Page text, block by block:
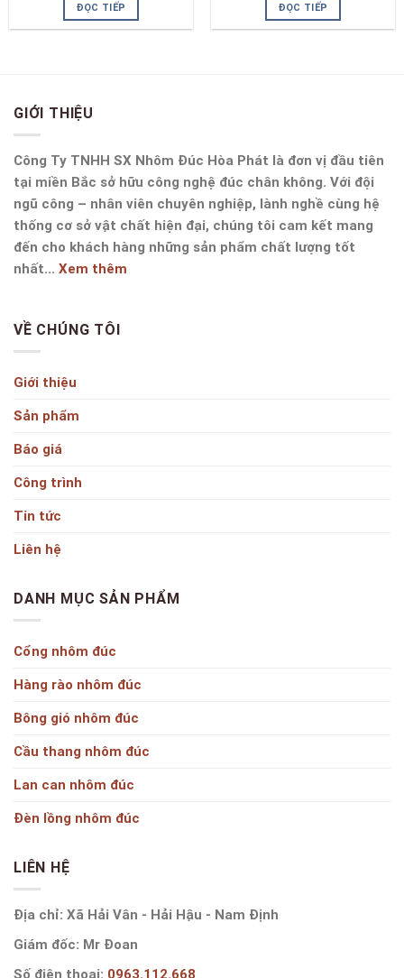
ĐỌC TIẾP ĐỌC TIẾP
GIỚI THIỆU
Công Ty TNHH SX Nhôm Đúc Hòa Phát là đơn vị đầu tiên
tại miền Bắc sở hữu công nghệ đúc chân không. Với đội
ngũ công – nhân viên chuyên nghiệp, lành nghề cùng hệ
thống cơ sở vật chất hiện đại, chúng tôi cam kết mang
đến cho khách hàng những sản phẩm chất lượng tốt
nhất... Xem thêm
VỀ CHÚNG TÔI
Giới thiệu
Sản phẩm
Báo giá
Công trình
Tin tức
Liên hệ
DANH MỤC SẢN PHẨM
Cổng nhôm đúc
Hàng rào nhôm đúc
Bông gió nhôm đúc
Cầu thang nhôm đúc
Lan can nhôm đúc
Đèn lồng nhôm đúc
LIÊN HỆ
Địa chỉ: Xã Hải Vân - Hải Hậu - Nam Định
Giám đốc: Mr Đoan
Số điện thoại: 0963.112.668